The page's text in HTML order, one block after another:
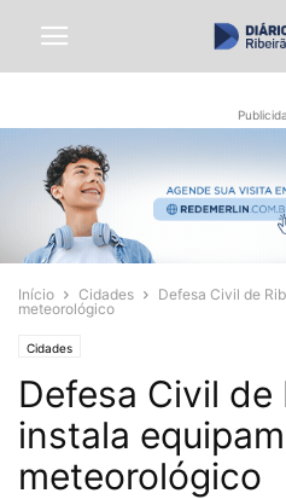
Início Cidades
Defesa Civil de
meteorológico
Cidades
Defesa Civil de
instala
meteorológico